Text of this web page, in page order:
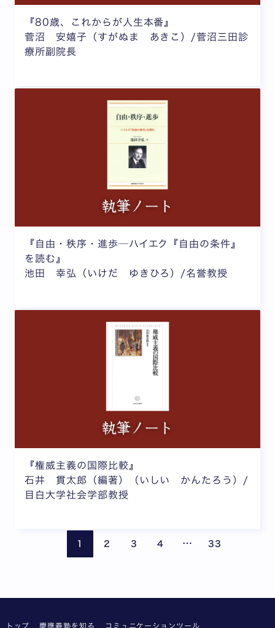
『80歳、これからが人生本番』
菅沼 安嬉子（すがぬま あきこ）/菅沼三田診
療所副院長
『自由・秩序・進歩─ハイエク『自由の条件』
を読む』
池田 幸弘（いけだ ゆきひろ）/名誉教授
『権威主義の国際比較』
石井 貫太郎（編著）（いしい かんたろう）/
目白大学社会学部教授
1 2 3 4 … 33
トップ 慶應義塾を知る コミュニケーションツール